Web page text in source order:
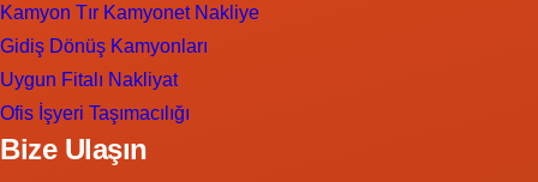
Kamyon Tır Kamyonet Nakliye
Gidiş Dönüş Kamyonları
Uygun Fitalı Nakliyat
Ofis İşyeri Taşımacılığı
Bize Ulaşın